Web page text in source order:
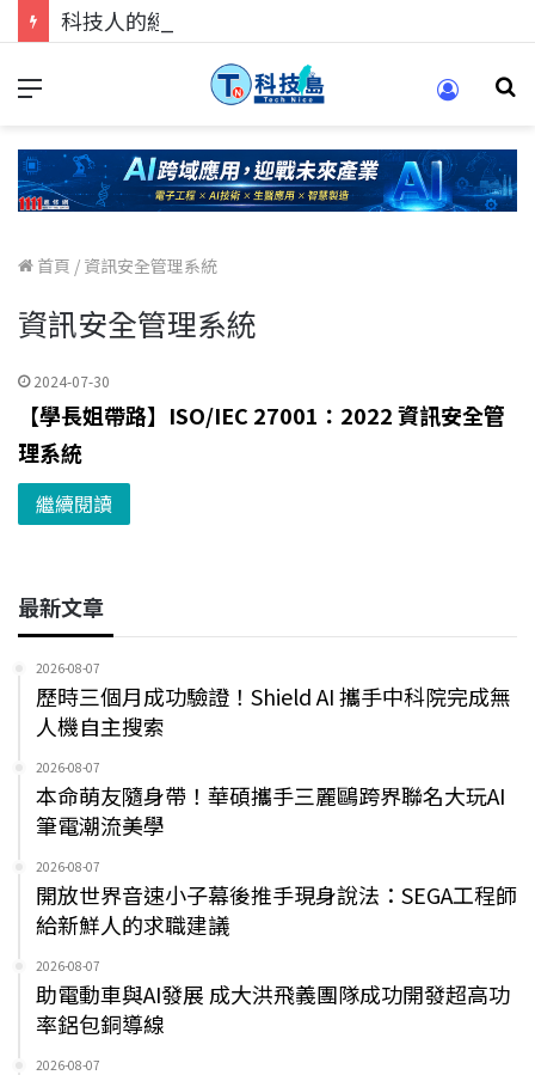
首頁 / 資訊安全管理系統
資訊安全管理系統
2024-07-30
【學長姐帶路】ISO/IEC 27001：2022 資訊安全管
理系統
繼續閱讀
最新文章
2026-08-07
歷時三個月成功驗證！Shield AI 攜手中科院完成無
人機自主搜索
2026-08-07
本命萌友隨身帶！華碩攜手三麗鷗跨界聯名大玩AI
筆電潮流美學
2026-08-07
開放世界音速小子幕後推手現身說法：SEGA工程師
給新鮮人的求職建議
2026-08-07
助電動車與AI發展 成大洪飛義團隊成功開發超高功
率鋁包銅導線
2026-08-07